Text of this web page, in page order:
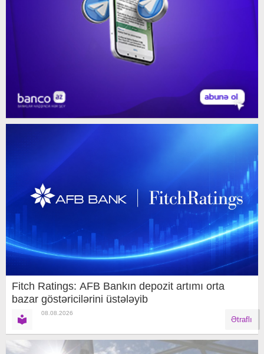
Fitch Ratings: AFB Bankın depozit artımı orta
bazar göstəricilərini üstələyib
08.08.2026
Ətraflı